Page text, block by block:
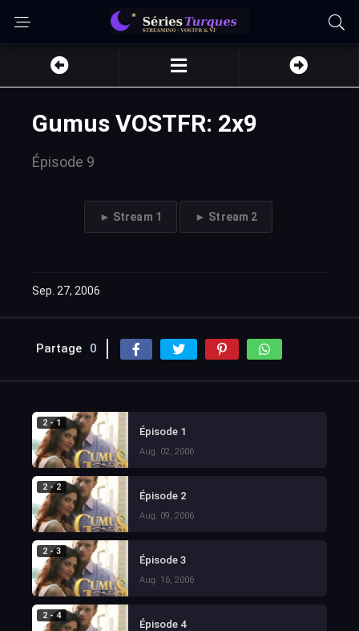
Gumus VOSTFR: 2x9
Épisode 9
► Stream 1 ► Stream 2
Sep. 27, 2006
Partage 0
2 - 1
Épisode 1
Aug. 02, 2006
2 - 2
Épisode 2
Aug. 09, 2006
2 - 3
Épisode 3
Aug. 16, 2006
2 - 4
Épisode 4